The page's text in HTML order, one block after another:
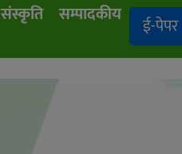
संस्कृति सम्पादकीय ई-पेपर